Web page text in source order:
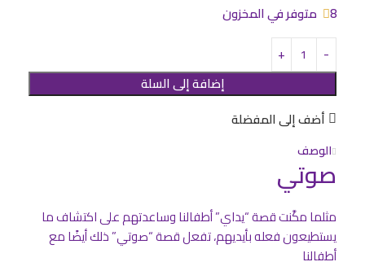
8 متوفر في المخزون
إضافة إلى السلة
أضف إلى المفضلة
الوصف
صوتي
مثلما مكَّنت قصة “يداي” أطفالنا وساعدتهم على اكتشاف ما
يستطيعون فعله بأيديهم، تفعل قصة “صوتي” ذلك أيضًا مع
أطفالنا